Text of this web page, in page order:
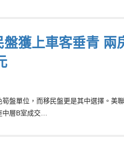
獲上車客垂青 兩
盤單位，而移民盤更是其中選擇。美
層B室成交…